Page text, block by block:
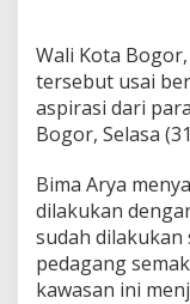
Wali Kota
tersebut usai
aspirasi dari
Bogor, Selasa
Bima Arya
dilakukan
sudah dilakukan
pedagang
kawasan ini